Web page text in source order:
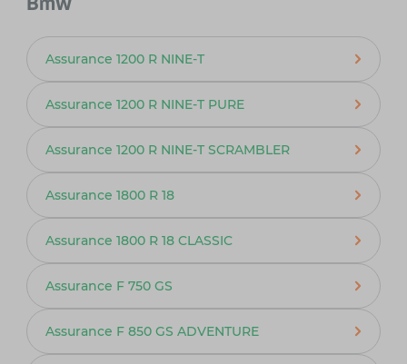
Bmw
Assurance 1200 R NINE-T
Assurance 1200 R NINE-T PURE
Assurance 1200 R NINE-T SCRAMBLER
Assurance 1800 R 18
Assurance 1800 R 18 CLASSIC
Assurance F 750 GS
Assurance F 850 GS ADVENTURE